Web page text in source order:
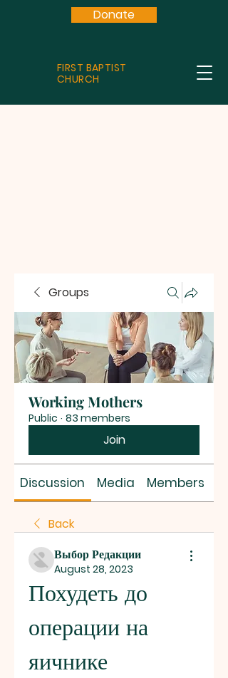
Donate
FIRST BAPTIST
CHURCH
Groups
Working Mothers
Public · 83 members
Join
Discussion Media Members
Back
Выбор Редакции
August 28, 2023
Похудеть до
операции на
яичнике